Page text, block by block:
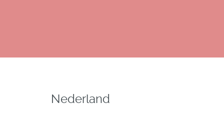
Nederland